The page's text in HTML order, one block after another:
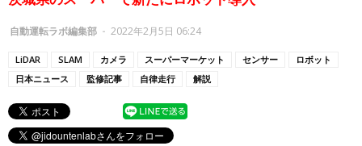
自動運転ラボ編集部 - 2022年2月5日 06:24
LiDAR SLAM カメラ スーパーマーケット センサー
ロボット
日本ニュース
監修記事 自律走行 解説